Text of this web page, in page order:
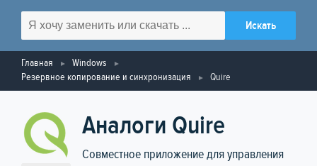
Главная
Windows
Резервное копирование и синхронизация
Quire
Аналоги Quire
Совместное приложение для управления